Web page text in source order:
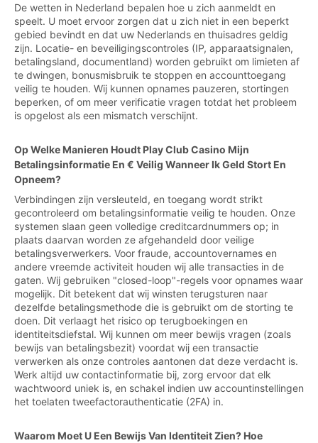
De wetten in Nederland bepalen hoe u zich aanmeldt en
speelt. U moet ervoor zorgen dat u zich niet in een beperkt
gebied bevindt en dat uw Nederlands en thuisadres geldig
zijn. Locatie- en beveiligingscontroles (IP, apparaatsignalen,
betalingsland, documentland) worden gebruikt om limieten af
te dwingen, bonusmisbruik te stoppen en accounttoegang
veilig te houden. Wij kunnen opnames pauzeren, stortingen
beperken, of om meer verificatie vragen totdat het probleem
is opgelost als een mismatch verschijnt.
Op Welke Manieren Houdt Play Club Casino Mijn
Betalingsinformatie En € Veilig Wanneer Ik Geld Stort En
Opneem?
Verbindingen zijn versleuteld, en toegang wordt strikt
gecontroleerd om betalingsinformatie veilig te houden. Onze
systemen slaan geen volledige creditcardnummers op; in
plaats daarvan worden ze afgehandeld door veilige
betalingsverwerkers. Voor fraude, accountovernames en
andere vreemde activiteit houden wij alle transacties in de
gaten. Wij gebruiken "closed-loop"-regels voor opnames waar
mogelijk. Dit betekent dat wij winsten terugsturen naar
dezelfde betalingsmethode die is gebruikt om de storting te
doen. Dit verlaagt het risico op terugboekingen en
identiteitsdiefstal. Wij kunnen om meer bewijs vragen (zoals
bewijs van betalingsbezit) voordat wij een transactie
verwerken als onze controles aantonen dat deze verdacht is.
Werk altijd uw contactinformatie bij, zorg ervoor dat elk
wachtwoord uniek is, en schakel indien uw accountinstellingen
het toelaten tweefactorauthenticatie (2FA) in.
Waarom Moet U Een Bewijs Van Identiteit Zien? Hoe